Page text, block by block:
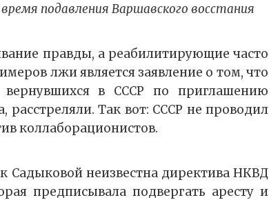
подавления Варшавского восстания
правды, а реабилитирующие часто
лжи является заявление о том, что
вернувшихся в СССР по приглашению
расстреляли. Так вот: СССР не проводил
коллаборационистов.
Садыковой неизвестна директива НКВД
предписывала подвергать аресту и